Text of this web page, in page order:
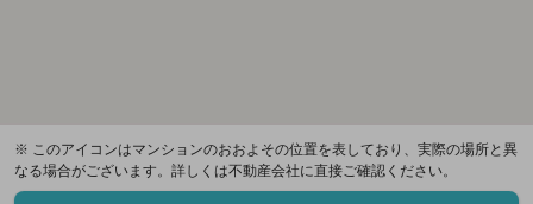
※ このアイコンはマンションのおおよその位置を表しており、実際の場所と異
なる場合がございます。詳しくは不動産会社に直接ご確認ください。